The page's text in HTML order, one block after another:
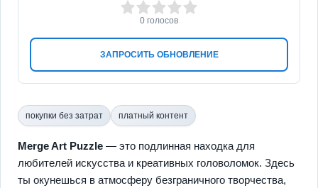
ЗАПРОСИТЬ ОБНОВЛЕНИЕ
3 4 5
0 голосов
покупки без затрат платный контент
Merge Art Puzzle — это подлинная находка для
любителей искусства и креативных головоломок. Здесь
ты окунешься в атмосферу безграничного творчества,